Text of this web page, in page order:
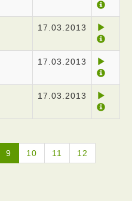
17.03.2013
17.03.2013
17.03.2013
9 10 11 12